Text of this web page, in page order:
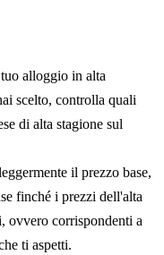
alloggio in alta
scelto, controlla quali
di alta stagione sul
il prezzo base,
finché i prezzi dell'alta
ovvero corrispondenti a
ti aspetti.